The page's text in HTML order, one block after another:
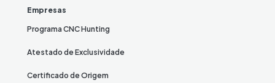
Empresas
Programa CNC Hunting
Atestado de Exclusividade
Certificado de Origem